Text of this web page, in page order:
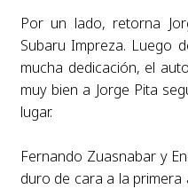
Por un lado, retorna
Subaru Impreza. Luego
mucha dedicación, el
muy bien a Jorge Pita
lugar.
Fernando Zuasnabar y
duro de cara a la primera